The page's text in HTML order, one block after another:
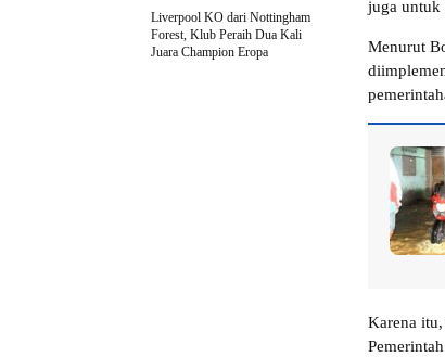
juga untuk
Menurut
Karena
Liverpool KO dari Nottingham
Forest, Klub Peraih Dua Kali
Juara Champion Eropa